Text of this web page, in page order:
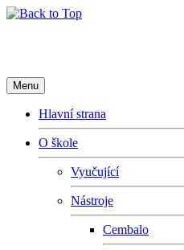
Menu
Hlavní strana
O škole
Vyučující
Nástroje
Cembalo